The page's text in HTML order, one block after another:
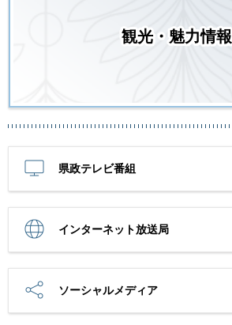
観光・魅力情報
県政テレビ番組
インターネット放送局
ソーシャルメディア